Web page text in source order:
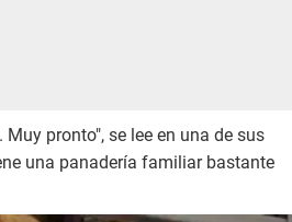
pronto", se lee en una de sus
una panadería familiar bastante